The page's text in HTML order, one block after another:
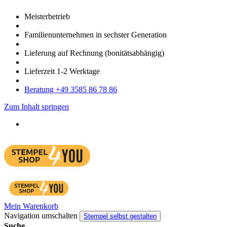
Meister­betrieb
Familien­unter­nehmen in sechster Gene­ration
Lieferung auf Rech­nung (bonitätsabhängig)
Liefer­zeit 1-2 Werk­tage
Bera­tung +49 3585 86 78 86
Zum Inhalt springen
Mein Warenkorb
Navigation umschalten
Stempel selbst gestalten